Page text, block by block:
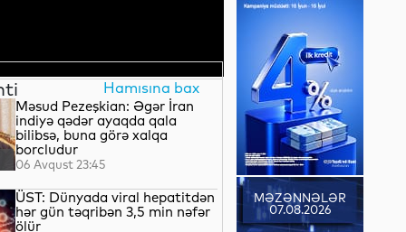
Hamısına bax
Məsud Pezeşkian: Əgər İran
indiyə qədər ayaqda qala
bilibsə, buna görə xalqa
borcludur
06 Avqust 23:45
ÜST: Dünyada viral hepatitdən
hər gün təqribən 3,5 min nəfər
ölür
MƏZƏNNƏLƏR
07.08.2026